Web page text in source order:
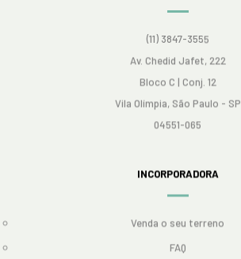
(11) 3847-3555
Av. Chedid Jafet, 222
Bloco C | Conj. 12
Vila Olímpia, São Paulo - SP
04551-065
INCORPORADORA
Venda o seu terreno
FAQ